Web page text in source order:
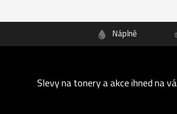
Náplně
Slevy na tonery a akce ihned na